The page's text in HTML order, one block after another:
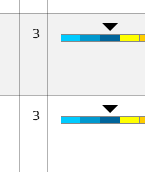
3
3